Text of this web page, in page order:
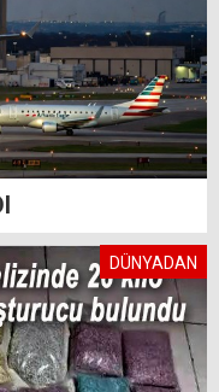
DÜNYADAN